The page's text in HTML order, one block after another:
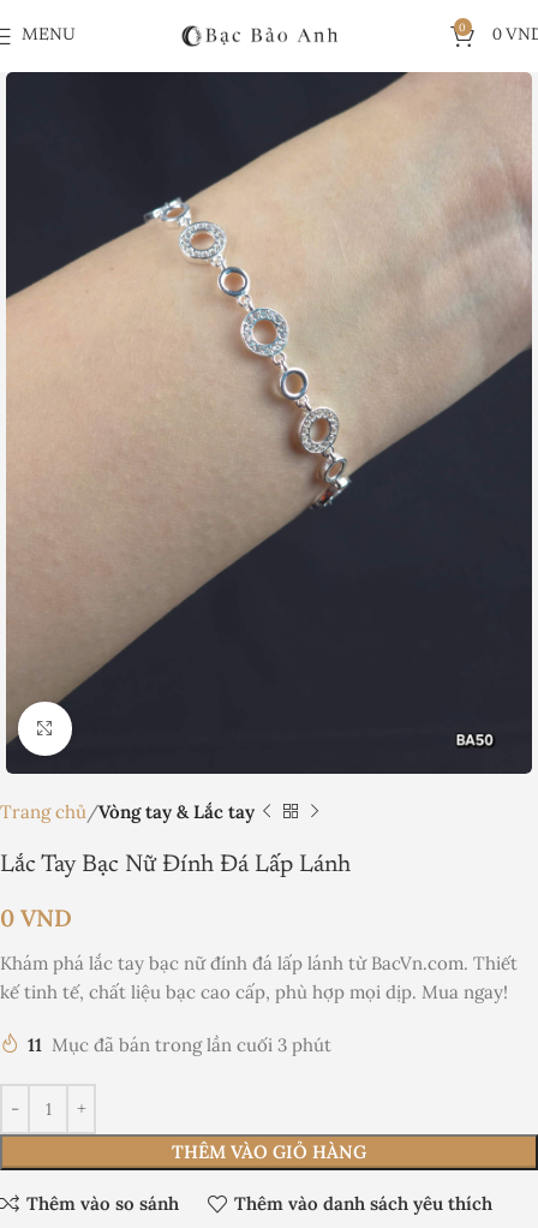
MENU
0
0
Nhấp để phóng to
Trang chủ Vòng tay & Lắc tay
Lắc Tay Bạc Nữ Đính Đá Lấp Lánh
0 VND
Khám phá lắc tay bạc nữ đính đá lấp lánh từ BacVn.com. Thiết
kế tinh tế, chất liệu bạc cao cấp, phù hợp mọi dịp. Mua ngay!
11 Mục đã bán trong lần cuối 3 phút
THÊM VÀO GIỎ HÀNG
Thêm vào so sánh Thêm vào danh sách yêu thích